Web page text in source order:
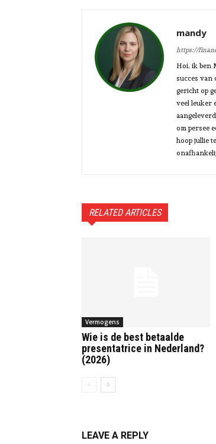
mandy
https://
Hoi, ik ben
succes van
gericht op
veel leuker
om persee
hoop jullie
RELATED ARTICLES
Vermogens
Wie is de best betaalde
presentatrice in Nederland?
(2026)
LEAVE A REPLY